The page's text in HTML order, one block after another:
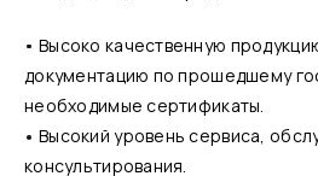
Высоко качественную
документацию по прошедшему
необходимые сертификаты.
Высокий уровень сервиса,
консультирования.